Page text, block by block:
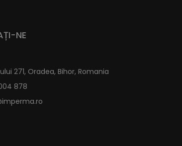
NE
271, Oradea, Bihor, Romania
878